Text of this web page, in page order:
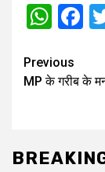
Post
Previous
MP के गरीब के